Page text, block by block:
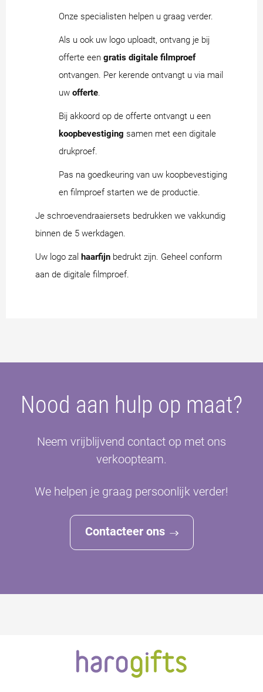
Onze specialisten helpen u graag verder.
Als u ook uw logo uploadt, ontvang je bij
offerte een gratis digitale filmproef
ontvangen. Per kerende ontvangt u via mail
uw offerte.
Bij akkoord op de offerte ontvangt u een
koopbevestiging samen met een digitale
drukproef.
Pas na goedkeuring van uw koopbevestiging
en filmproef starten we de productie.
Je schroevendraaiersets bedrukken we vakkundig
binnen de 5 werkdagen.
Uw logo zal haarfijn bedrukt zijn. Geheel conform
aan de digitale filmproef.
Nood aan hulp op maat?
Neem vrijblijvend contact op met ons
verkoopteam.
We helpen je graag persoonlijk verder!
Contacteer ons